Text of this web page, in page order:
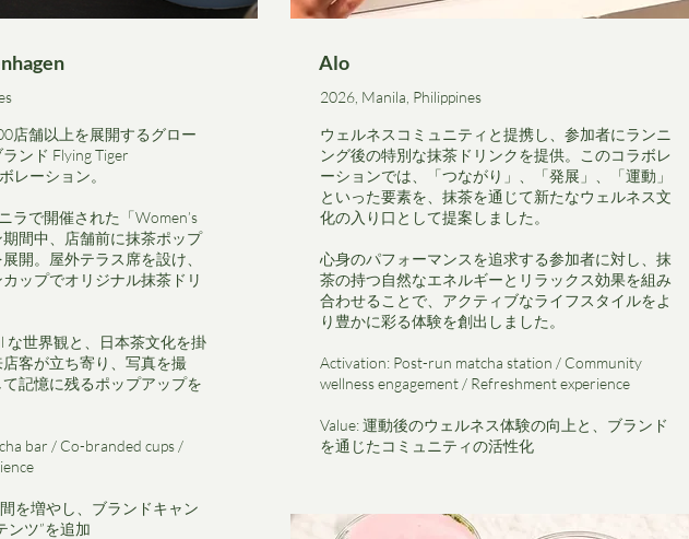
店舗以上を展開するグロー
ンド Flying Tiger
レーション。
ラで開催された「Women’s
間中、店舗前に抹茶ポップ
開。屋外テラス席を設け、
ップでオリジナル抹茶ドリ
な世界観と、日本茶文化を掛
客が立ち寄り、写真を撮
記憶に残るポップアップを
bar / Co-branded cups /
を増やし、ブランドキャン
ンツ”を追加
​Alo
2026, Manila, Philippines
ウェルネスコミュニティと提携し、参加者にランニ
ング後の特別な抹茶ドリンクを提供。このコラボレ
ーションでは、「つながり」、「発展」、「運動」
といった要素を、抹茶を通じて新たなウェルネス文
化の入り口として提案しました。
心身のパフォーマンスを追求する参加者に対し、抹
茶の持つ自然なエネルギーとリラックス効果を組み
合わせることで、アクティブなライフスタイルをよ
り豊かに彩る体験を創出しました。
Activation: Post-run matcha station / Community
wellness engagement / Refreshment experience
Value: 運動後のウェルネス体験の向上と、ブランド
を通じたコミュニティの活性化